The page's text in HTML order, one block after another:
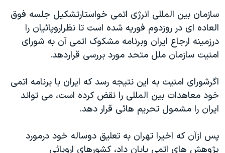
جهش
به
جستجو
ورزشی
گزیده‌ها
ویژه برنامه‌ها
فرهنگ و زندگی
حقوق شهروندی
علم و فناوری
جام جهانی ۲۰۲۶
عملیات خشم حماسی
۲۵۰سالگی آمریکا
مستندها
انتخابات ریاست جمهوری آمریکا ۲۰۲۴
حمله جمهوری اسلامی به اسرائیل
رمز مهسا
فرکانس‌های صدای آمریکا
پخش رادیویی
یادگیری زبان انگلیسی
دنبال کنید
زبانهای مختلف
سازمان بين المللی انرژی اتمی خواستارتشکيل جلسه فوق
العاده ای در روزدوم فوريه شده است تا نظراروپائيان را
درزمينه ارجاع ايران وبرنامه مشکوک اتمی آن به شورای
امنيت سازمان ملل متحد مورد بررسی قراردهد.
اگرشورای امنيت به اين نتيجه رسد که ايران با برنامه اتمی
خود معاهدات بين المللی را نقض کرده است، می تواند
ايران را مشمول تحريم هائی قرار دهد.
پس ازآن که اخيرا تهران به تعليق دوساله خود درمورد
پژوهش های اتمی پايان داد، کشورهای اروپائی